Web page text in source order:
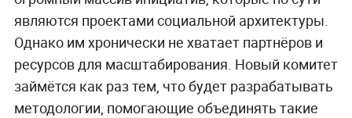
являются проектами социальной архитектуры.
Однако им хронически не хватает партнёров и
ресурсов для масштабирования. Новый комитет
займётся как раз тем, что будет разрабатывать
методологии, помогающие объединять такие